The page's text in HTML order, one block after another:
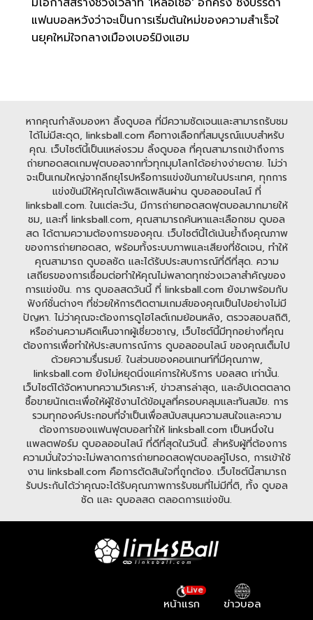
แฟนบอลหวังว่าจะเป็นการเริ่มต้นใหม่ของความสำเร็จใ
นยุคใหม่ใจกลางเมืองเบอร์มิงแฮม
หากคุณกำลังมองหา ลิ้งดูบอล ที่มีความชัดเจนและสามารถรับชม
ได้ไม่มีสะดุด, linksball.com คือทางเลือกที่สมบูรณ์แบบสำหรับ
คุณ. เว็บไซต์นี้เป็นแหล่งรวม ลิ้งดูบอล ที่คุณสามารถเข้าถึงการ
ถ่ายทอดสดเกมฟุตบอลจากทั่วทุกมุมโลกได้อย่างง่ายดาย. ไม่ว่า
จะเป็นเกมใหญ่จากลีกยุโรปหรือการแข่งขันภายในประเทศ, ทุกการ
แข่งขันมีให้คุณได้เพลิดเพลินผ่าน ดูบอลออนไลน์ ที่
linksball.com. ในแต่ละวัน, มีการถ่ายทอดสดฟุตบอลมากมายให้
ชม, และที่ linksball.com, คุณสามารถค้นหาและเลือกชม ดูบอล
สด ได้ตามความต้องการของคุณ. เว็บไซต์นี้ได้เน้นย้ำถึงคุณภาพ
ของการถ่ายทอดสด, พร้อมทั้งระบบภาพและเสียงที่ชัดเจน, ทำให้
คุณสามารถ ดูบอลชัด และได้รับประสบการณ์ที่ดีที่สุด. ความ
เสถียรของการเชื่อมต่อทำให้คุณไม่พลาดทุกช่วงเวลาสำคัญของ
การแข่งขัน. การ ดูบอลสดวันนี้ ที่ linksball.com ยังมาพร้อมกับ
ฟังก์ชั่นต่างๆ ที่ช่วยให้การติดตามเกมส์ของคุณเป็นไปอย่างไม่มี
ปัญหา. ไม่ว่าคุณจะต้องการดูไฮไลต์เกมย้อนหลัง, ตรวจสอบสถิติ,
หรืออ่านความคิดเห็นจากผู้เชี่ยวชาญ, เว็บไซต์นี้มีทุกอย่างที่คุณ
ต้องการเพื่อทำให้ประสบการณ์การ ดูบอลออนไลน์ ของคุณเต็มไป
ด้วยความรื่นรมย์. ในส่วนของคอนเทนท์ที่มีคุณภาพ,
linksball.com ยังไม่หยุดนิ่งแค่การให้บริการ บอลสด เท่านั้น.
เว็บไซต์ได้จัดหาบทความวิเคราะห์, ข่าวสารล่าสุด, และอัปเดตตลาด
ซื้อขายนักเตะเพื่อให้ผู้ใช้งานได้ข้อมูลที่ครอบคลุมและทันสมัย. การ
รวมทุกองค์ประกอบที่จำเป็นเพื่อสนับสนุนความสนใจและความ
ต้องการของแฟนฟุตบอลทำให้ linksball.com เป็นหนึ่งใน
แพลตฟอร์ม ดูบอลออนไลน์ ที่ดีที่สุดในวันนี้. สำหรับผู้ที่ต้องการ
ความมั่นใจว่าจะไม่พลาดการถ่ายทอดสดฟุตบอลคู่โปรด, การเข้าใช้
งาน linksball.com คือการตัดสินใจที่ถูกต้อง. เว็บไซต์นี้สามารถ
รับประกันได้ว่าคุณจะได้รับคุณภาพการรับชมที่ไม่มีที่ติ, ทั้ง ดูบอล
ชัด และ ดูบอลสด ตลอดการแข่งขัน.
ข่าวบอล
Live
หน้าแรก